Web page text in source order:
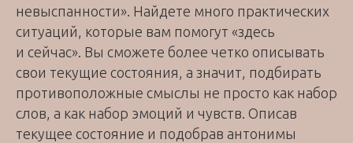
невыспанности». Найдете много практических
ситуаций, которые вам помогут «здесь
и сейчас». Вы сможете более четко описывать
свои текущие состояния, а значит, подбирать
противоположные смыслы не просто как набор
слов, а как набор эмоций и чувств. Описав
текущее состояние и подобрав антонимы